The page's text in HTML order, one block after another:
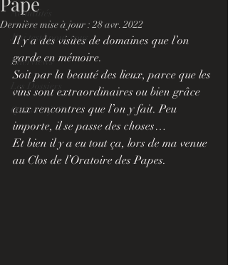
Actualités
J'ai testé pour vous
Interviews
Les Dossiers
Que sais-je ?
Dernière mise à jour :28 avr. 2022
Il y a des visites de domaines que l’on
garde en mémoire.
Soit par la beauté des lieux, parce que les
vins sont extraordinaires ou bien grâce
aux rencontres que l’on y fait. Peu
importe, il se passe des choses…
Et bien il y a eu tout ça, lors de ma venue
au Clos de l’Oratoire des Papes.